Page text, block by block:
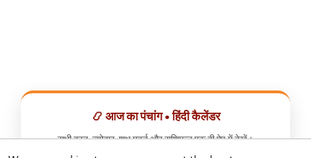
📿 आज का पंचांग • हिंदी कैलेंडर
सभी व्रत, त्योहार, शुभ मुहूर्त और राशिफल एक ही ऐप में देखें।